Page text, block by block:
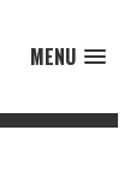
MENU